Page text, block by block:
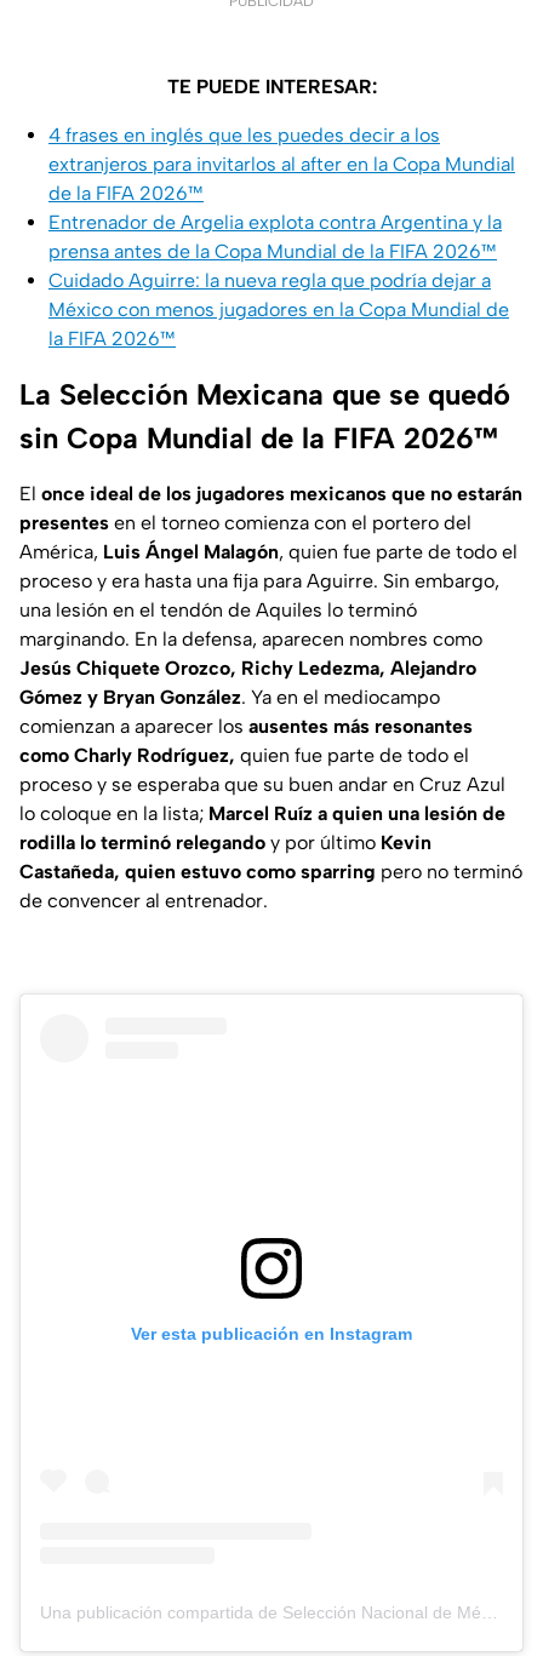
TE PUEDE INTERESAR:
4 frases en inglés que les puedes decir a los
extranjeros para invitarlos al after en la Copa Mundial
de la FIFA 2026™
Entrenador de Argelia explota contra Argentina y la
prensa antes de la Copa Mundial de la FIFA 2026™
Cuidado Aguirre: la nueva regla que podría dejar a
México con menos jugadores en la Copa Mundial de
la FIFA 2026™
La Selección Mexicana que se quedó
sin Copa Mundial de la FIFA 2026™
El once ideal de los jugadores mexicanos que no estarán
presentes en el torneo comienza con el portero del
América, Luis Ángel Malagón, quien fue parte de todo el
proceso y era hasta una fija para Aguirre. Sin embargo,
una lesión en el tendón de Aquiles lo terminó
marginando. En la defensa, aparecen nombres como
Jesús Chiquete Orozco, Richy Ledezma, Alejandro
Gómez y Bryan González. Ya en el mediocampo
comienzan a aparecer los ausentes más resonantes
como Charly Rodríguez, quien fue parte de todo el
proceso y se esperaba que su buen andar en Cruz Azul
lo coloque en la lista; Marcel Ruíz a quien una lesión de
rodilla lo terminó relegando y por último Kevin
Castañeda, quien estuvo como sparring pero no terminó
de convencer al entrenador.
Ver esta publicación en Instagram
Una publicación compartida de Selección Nacional de México (@miseleccionmx)